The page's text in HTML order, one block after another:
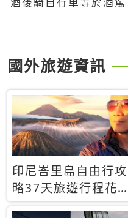
國外旅遊資訊
印尼峇里島自由行攻
略37天旅遊行程花
費5萬台幣 ❤️別等退